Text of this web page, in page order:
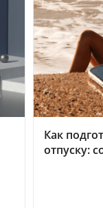
Как
отпуску: